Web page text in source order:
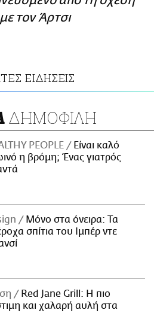
τον Άρτσι
ΕΙΔΗΣΕΙΣ
ΔΗΜΟΦΙΛΗ
PEOPLE
Είναι καλό
η βρόμη; Ένας γιατρός
Μόνο στα όνειρα: Τα
σπίτια του Ιμπέρ ντε
Red Jane Grill: Η πιο
και χαλαρή αυλή στα